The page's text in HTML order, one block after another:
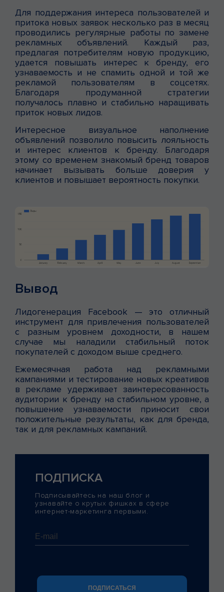
Для поддержания интереса пользователей и
притока новых заявок несколько раз в месяц
проводились регулярные работы по замене
рекламных объявлений. Каждый раз,
предлагая потребителям новую продукцию,
удается повышать интерес к бренду, его
узнаваемость и не спамить одной и той же
рекламой пользователям в соцсетях.
Благодаря продуманной стратегии
получалось плавно и стабильно наращивать
приток новых лидов.
Интересное визуальное наполнение
объявлений позволило повысить лояльность
и интерес клиентов к бренду. Благодаря
этому со временем знакомый бренд товаров
начинает вызывать больше доверия у
клиентов и повышает вероятность покупки.
Вывод
Лидогенерация Facebook — это отличный
инструмент для привлечения пользователей
с разным уровнем доходности, в нашем
случае мы наладили стабильный поток
покупателей с доходом выше среднего.
Ежемесячная работа над рекламными
кампаниями и тестирование новых креативов
в рекламе удерживает заинтересованность
аудитории к бренду на стабильном уровне, а
повышение узнаваемости приносит свои
положительные результаты, как для бренда,
так и для рекламных кампаний.
ПОДПИСКА
Подписывайтесь на наш блог и
узнавайте о крутых фишках в сфере
интернет-маркетинга первыми.